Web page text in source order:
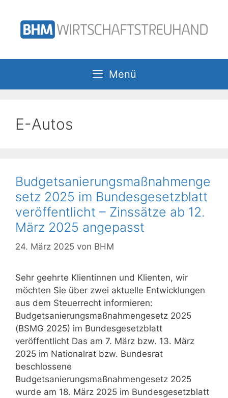
Inhalt
springen
Menü
E-Autos
Budgetsanierungsmaßnahmenge
setz 2025 im Bundesgesetzblatt
veröffentlicht – Zinssätze ab 12.
März 2025 angepasst
24. März 2025 von BHM
Sehr geehrte Klientinnen und Klienten, wir
möchten Sie über zwei aktuelle Entwicklungen
aus dem Steuerrecht informieren:
Budgetsanierungsmaßnahmengesetz 2025
(BSMG 2025) im Bundesgesetzblatt
veröffentlicht Das am 7. März bzw. 13. März
2025 im Nationalrat bzw. Bundesrat
beschlossene
Budgetsanierungsmaßnahmengesetz 2025
wurde am 18. März 2025 im Bundesgesetzblatt